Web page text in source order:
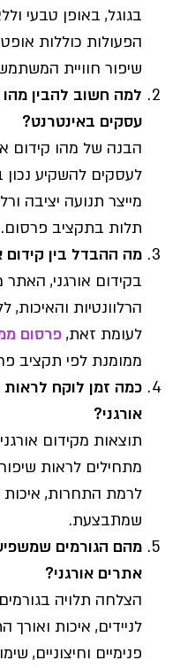
בגוגל, באופן טבעי
הפעולות כוללות
שיפור חוויית
למה חשוב להבין מהו
עסקים באינטרנט?
הבנה של מהו קידום
לעסקים להשקיע נכון
מייצר תנועה יציבה
תלות בתקציב פרסום.
מה ההבדל בין קידום
בקידום אורגני,
הרלוונטיות
לעומת זאת, פרסום
ממומנת לפי תקציב
כמה זמן לוקח
אורגני?
תוצאות מקידום
לרמת התחרות,
שמתבצעת.
מהם הגורמים
אתרים אורגני?
הצלחה תלויה
לניידים, איכות
פנימיים וחיצוניים,